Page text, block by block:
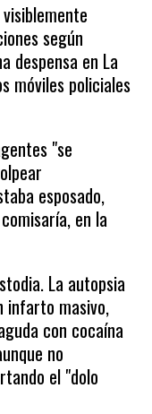
según
despensa en La
móviles policiales
"se
esposado,
en la
La autopsia
infarto masivo,
con cocaína
no
el "dolo